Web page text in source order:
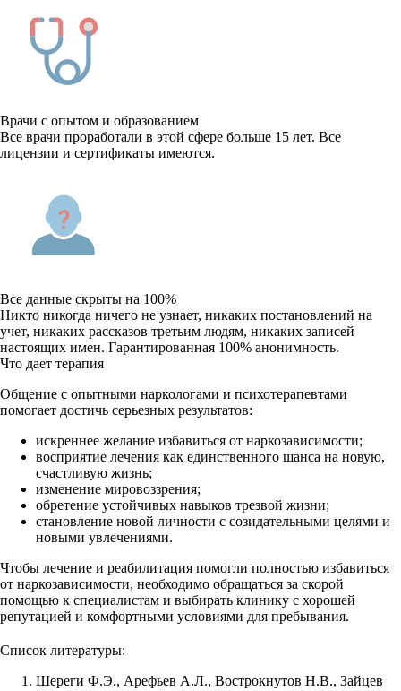
Врачи с опытом и образованием
Все врачи проработали в этой сфере больше 15 лет. Все
лицензии и сертификаты имеются.
Все данные скрыты на 100%
Никто никогда ничего не узнает, никаких постановлений на
учет, никаких рассказов третьим людям, никаких записей
настоящих имен. Гарантированная 100% анонимность.
Что дает терапия
Общение с опытными наркологами и психотерапевтами
помогает достичь серьезных результатов:
искреннее желание избавиться от наркозависимости;
восприятие лечения как единственного шанса на новую,
счастливую жизнь;
изменение мировоззрения;
обретение устойчивых навыков трезвой жизни;
становление новой личности с созидательными целями и
новыми увлечениями.
Чтобы лечение и реабилитация помогли полностью избавиться
от наркозависимости, необходимо обращаться за скорой
помощью к специалистам и выбирать клинику с хорошей
репутацией и комфортными условиями для пребывания.
Список литературы:
Шереги Ф.Э., Арефьев А.Л., Вострокнутов Н.В., Зайцев